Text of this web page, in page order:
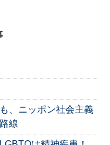
、ニッポン社会主義
線